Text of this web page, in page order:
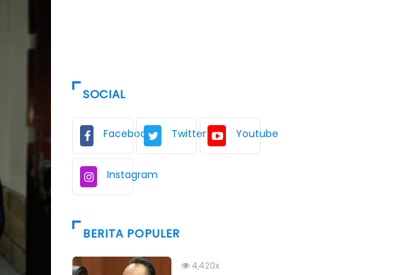
SOCIAL
Facebook Twitter Youtube
Instagram
BERITA POPULER
4,420x